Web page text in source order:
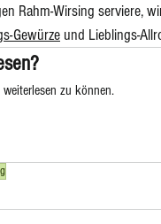
Aufstrich
Burger
Eis
Rahm-Wirsing serviere,
Gewürze und Lieblings-
zu können.